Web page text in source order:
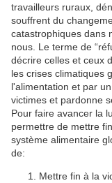
travailleurs ruraux,
souffrent du
catastrophiques dans
nous. Le terme de
décrire celles et ceux
les crises climatiques
l'alimentation et par
victimes et pardonne
Pour faire avancer la
permettre de mettre
système alimentaire
de:
Mettre fin à la